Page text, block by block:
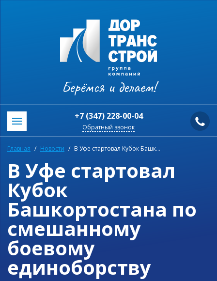
Берёмся и делаем!
+7 (347) 228-00-04
Обратный звонок
Главная Новости В Уфе стартовал Кубок Башкортостана по смешанному боевому единоборству
В Уфе стартовал
Кубок
Башкортостана по
смешанному
боевому
единоборству